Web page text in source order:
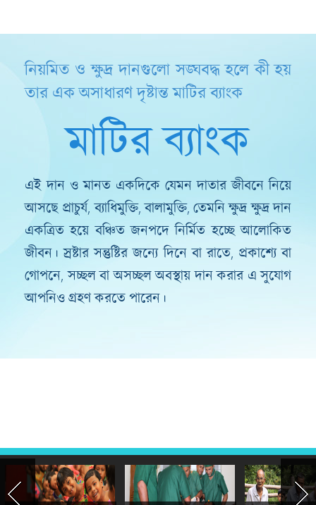
নিয়মিত ও ক্ষুদ্র দানগুলো সঙ্ঘবদ্ধ হলে কী হয়
তার এক অসাধারণ দৃষ্টান্ত মাটির ব্যাংক
মাটির ব্যাংক
এই দান ও মানত একদিকে যেমন দাতার জীবনে নিয়ে
আসছে প্রাচুর্য, ব্যাধিমুক্তি, বালামুক্তি, তেমনি ক্ষুদ্র ক্ষুদ্র দান
একত্রিত হয়ে বঞ্চিত জনপদে নির্মিত হচ্ছে আলোকিত
জীবন। স্রষ্টার সন্তুষ্টির জন্যে দিনে বা রাতে, প্রকাশ্যে বা
গোপনে, সচ্ছল বা অসচ্ছল অবস্থায় দান করার এ সুযোগ
আপনিও গ্রহণ করতে পারেন।